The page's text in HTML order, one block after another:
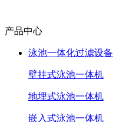
产品中心
泳池一体化过滤设备
壁挂式泳池一体机
地埋式泳池一体机
嵌入式泳池一体机